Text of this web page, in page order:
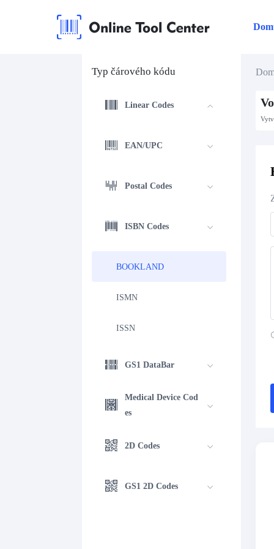
Typ čárového kódu
Linear Codes
EAN/UPC
Postal Codes
ISBN Codes
BOOKLAND
ISMN
ISSN
GS1 DataBar
Medical Device Cod
es
2D Codes
GS1 2D Codes